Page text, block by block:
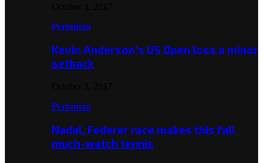
Pertanian
Kevin Anderson’s US Open loss a minor
setback
Pertanian
Nadal, Federer race makes this fall
much-watch tennis